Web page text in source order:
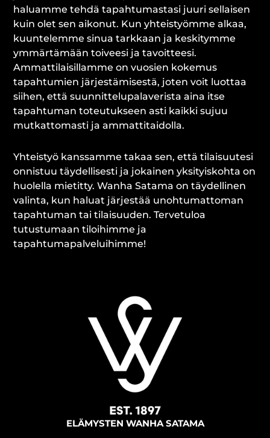
haluamme tehdä tapahtumastasi juuri sellaisen
kuin olet sen aikonut. Kun yhteistyömme alkaa,
kuuntelemme sinua tarkkaan ja keskitymme
ymmärtämään toiveesi ja tavoitteesi.
Ammattilaisillamme on vuosien kokemus
tapahtumien järjestämisestä, joten voit luottaa
siihen, että suunnittelupalaverista aina itse
tapahtuman toteutukseen asti kaikki sujuu
mutkattomasti ja ammattitaidolla.
Yhteistyö kanssamme takaa sen, että tilaisuutesi
onnistuu täydellisesti ja jokainen yksityiskohta on
huolella mietitty. Wanha Satama on täydellinen
valinta, kun haluat järjestää unohtumattoman
tapahtuman tai tilaisuuden. Tervetuloa
tutustumaan tiloihimme ja
tapahtumapalveluihimme!
ELÄMYSTEN WANHA SATAMA